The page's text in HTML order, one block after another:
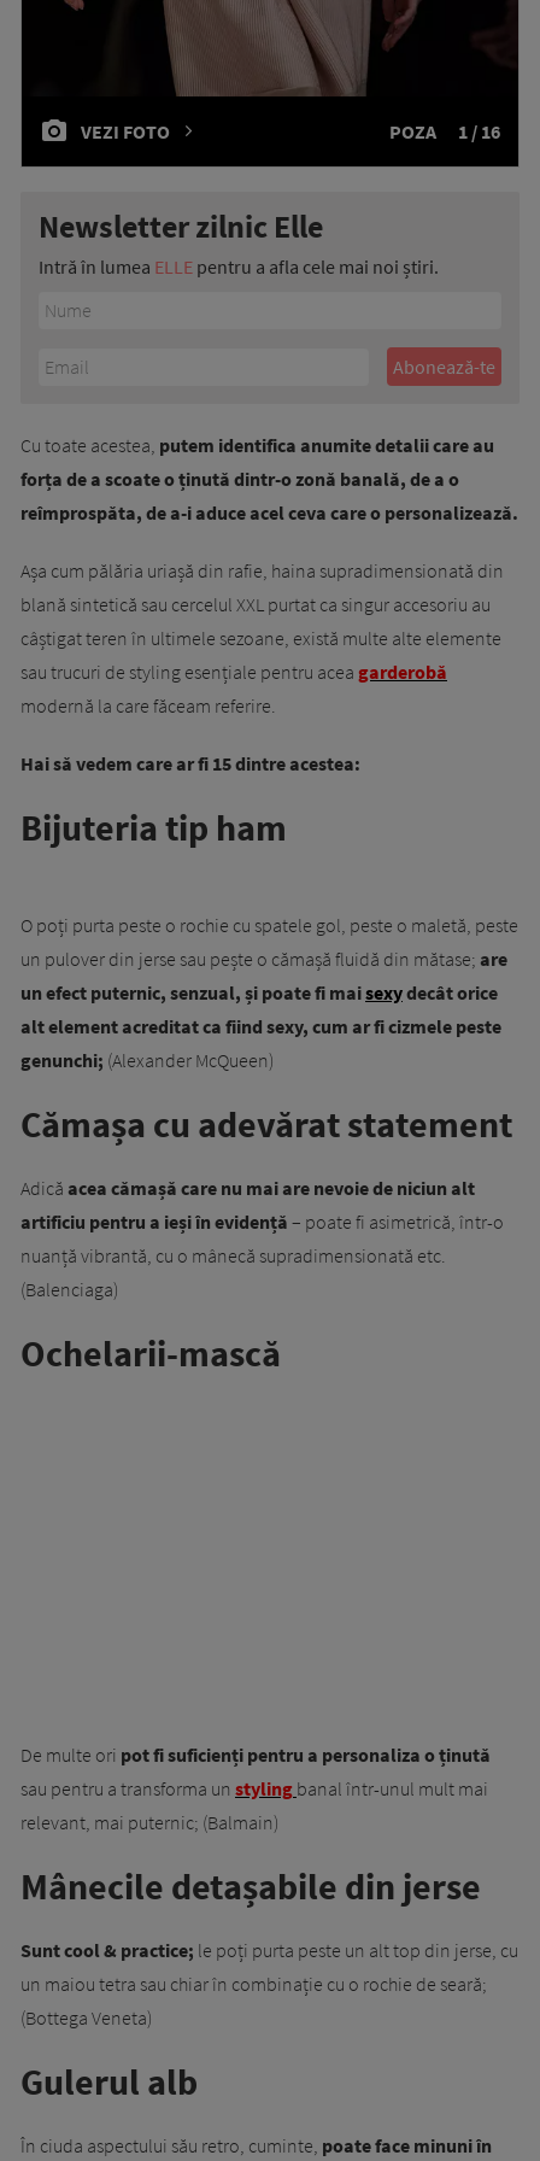
VEZI FOTO POZA 1 / 16
Newsletter zilnic Elle
Intră în lumea ELLE pentru a afla cele mai noi știri.
Cu toate acestea, putem identifica anumite detalii care au
forța de a scoate o ținută dintr-o zonă banală, de a o
reîmprospăta, de a-i aduce acel ceva care o personalizează.
Așa cum pălăria uriașă din rafie, haina supradimensionată din
blană sintetică sau cercelul XXL purtat ca singur accesoriu au
câștigat teren în ultimele sezoane, există multe alte elemente
sau trucuri de styling esențiale pentru acea garderobă
modernă la care făceam referire.
Hai să vedem care ar fi 15 dintre acestea:
Bijuteria tip ham
O poți purta peste o rochie cu spatele gol, peste o maletă, peste
un pulover din jerse sau pește o cămașă fluidă din mătase; are
un efect puternic, senzual, și poate fi maisexydecât orice
alt element acreditat ca fiind sexy, cum ar fi cizmele peste
genunchi; (Alexander McQueen)
Cămașa cu adevărat statement
Adică acea cămașă care nu mai are nevoie de niciun alt
artificiu pentru a ieși în evidență – poate fi asimetrică, într-o
nuanță vibrantă, cu o mânecă supradimensionată etc.
(Balenciaga)
Ochelarii-mască
De multe ori pot fi suficienți pentru a personaliza o ținută
sau pentru a transforma un styling banal într-unul mult mai
relevant, mai puternic; (Balmain)
Mânecile detașabile din jerse
Sunt cool & practice; le poți purta peste un alt top din jerse, cu
un maiou tetra sau chiar în combinație cu o rochie de seară;
(Bottega Veneta)
Gulerul alb
În ciuda aspectului său retro, cuminte, poate face minuni în